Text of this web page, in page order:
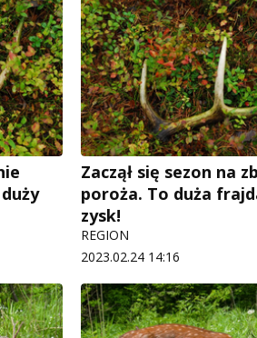
Zaczął się sezon na
poroża. To duża
zysk!
REGION
2023.02.24 14:16